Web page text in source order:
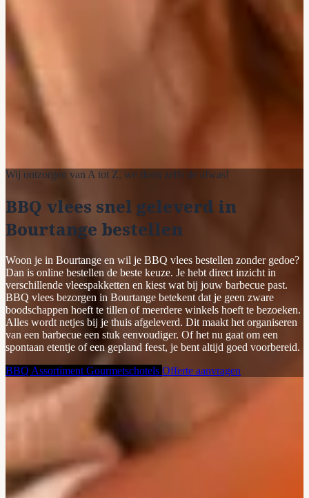
Wij ontzorgen van A tot Z, we doen zelfs de afwas!
BBQ vlees snel geleverd in
Bourtange bestellen
Woon je in Bourtange en wil je BBQ vlees bestellen zonder gedoe?
Dan is online bestellen de beste keuze. Je hebt direct inzicht in
verschillende vleespakketten en kiest wat bij jouw barbecue past.
BBQ vlees bezorgen in Bourtange betekent dat je geen zware
boodschappen hoeft te tillen of meerdere winkels hoeft te bezoeken.
Alles wordt netjes bij je thuis afgeleverd. Dit maakt het organiseren
van een barbecue een stuk eenvoudiger. Of het nu gaat om een
spontaan etentje of een gepland feest, je bent altijd goed voorbereid.
BBQ Assortiment Gourmetschotels Offerte aanvragen